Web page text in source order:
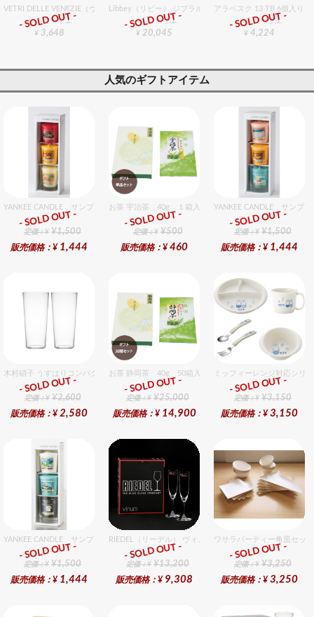
VETRI DELLE VENEZIE（ヴェトリデッレ ヴェネツィエ） オアシ オールド300 (旧390) 6個
グラスバリエ
¥ 3,648
- SOLD OUT -
Libbey（リビー） ジブラルタル 15246 36個入りセット
グラスバリエ
¥ 20,045
- SOLD OUT -
アラベスク 13 TB 6個入りセ
グラスバリエ
¥ 4,224
- SOLD OUT -
人気のギフトアイテム
YANKEE CANDLE サンプラー3個・ホルダーセット フルーツ
ギフト
定価：¥ ¥1,500
販売価格：¥ 1,444
- SOLD OUT -
お茶 宇治茶 40g １箱入セット
ギフト
定価：¥ ¥500
販売価格：¥ 460
- SOLD OUT -
YANKEE CANDLE サンプ
ギフト
定価：¥ ¥1,500
販売価格：¥ 1,444
- SOLD OUT -
木村硝子 うすはりコンパクト260cc ゾンビグラスギフトセット（2個入り）
ギフト
定価：¥ ¥2,600
販売価格：¥ 2,580
- SOLD OUT -
お茶 静岡茶 40g 50箱入セット
ギフト
定価：¥ ¥25,000
販売価格：¥ 14,900
- SOLD OUT -
ミッフィーレンジ対応シリ
ギフト
定価：¥ ¥3,150
販売価格：¥ 3,150
- SOLD OUT -
YANKEE CANDLE サンプラー3個・ホルダーセット フレッシュ
ギフト
定価：¥ ¥1,500
販売価格：¥ 1,444
- SOLD OUT -
RIEDEL（リーデル） ヴィノム 8 シャンパーニュ 2個入り
ギフト
定価：¥ ¥13,200
販売価格：¥ 9,308
- SOLD OUT -
ワサラパーティー角皿セッ
ギフト
定価：¥ ¥3,250
販売価格：¥ 3,250
- SOLD OUT -